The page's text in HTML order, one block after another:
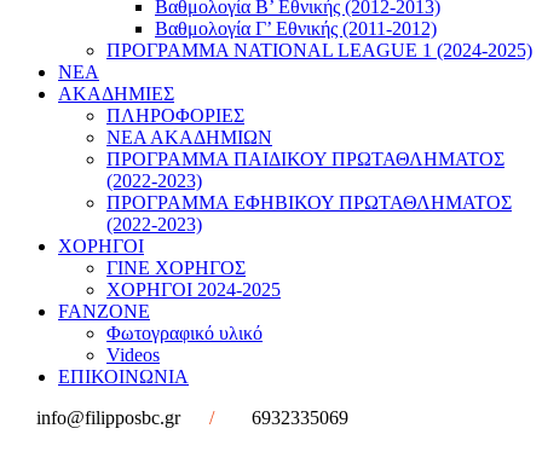
Βαθμολογία Β’ Εθνικής (2012-2013)
Βαθμολογία Γ’ Εθνικής (2011-2012)
ΠΡΟΓΡΑΜΜΑ NATIONAL LEAGUE 1 (2024-2025)
ΝΕΑ
ΑΚΑΔΗΜΙΕΣ
ΠΛΗΡΟΦΟΡΙΕΣ
ΝΕΑ ΑΚΑΔΗΜΙΩΝ
ΠΡΟΓΡΑΜΜΑ ΠΑΙΔΙΚΟΥ ΠΡΩΤΑΘΛΗΜΑΤΟΣ
(2022-2023)
ΠΡΟΓΡΑΜΜΑ ΕΦΗΒΙΚΟΥ ΠΡΩΤΑΘΛΗΜΑΤΟΣ
(2022-2023)
ΧΟΡΗΓΟΙ
ΓΙΝΕ ΧΟΡΗΓΟΣ
ΧΟΡΗΓΟΙ 2024-2025
FANZONE
Φωτογραφικό υλικό
Videos
ΕΠΙΚΟΙΝΩΝΙΑ
info@filipposbc.gr
/ 6932335069